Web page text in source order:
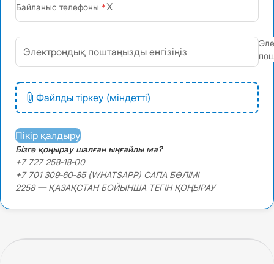
+7
Байланыс телефоны
Файлды тіркеу (міндетті)
Пікір қалдыру
Бізге қоңырау шалған ыңғайлы ма?
+7 727 258‑18‑00
+7 701 309‑60‑85 (WHATSAPP) САПА БӨЛІМІ
2258 — ҚАЗАҚСТАН БОЙЫНША ТЕГІН ҚОҢЫРАУ